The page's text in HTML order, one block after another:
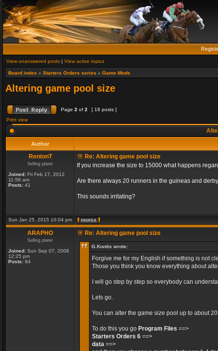
View unanswered posts | View active topics
Board index » Starters Orders series » Game Mods
Altering game pool size
Page 2 of 2
[ 18 posts ]
Print view
Author
RentonT
Selling plater
Joined: Fri Feb 17, 2012
11:56 am
Posts: 41
Re: Altering game pool size
If you increase the size to 15000 what happens
Are there always 20 runners in the guineas and
This sounds irritating?
Sun Jan 25, 2015 10:04 pm
ARAPHO
Selling plater
Joined: Sun Sep 07, 2008
12:25 pm
Posts: 84
Re: Altering game pool size
G.Kontis wrote:
Forgive me for my English if something is not
Those you think you know everything about
I will go step by step so everybody can
Lets go.
You can alter the game size pool up to about
To do this you go Program Files ==>
Starters Orders 6 ==>
data ==>